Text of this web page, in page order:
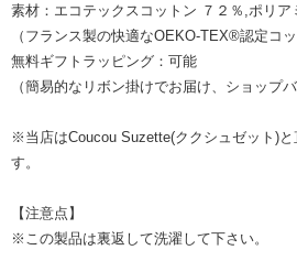
素材：エコテックスコットン ７２％,ポリ
（フランス製の快適なOEKO-TEX®認定コッ
無料ギフトラッピング：可能
（簡易的なリボン掛けでお届け、ショップ
※当店はCoucou Suzette(ククシュゼット)
す。
【注意点】
※この製品は裏返して洗濯して下さい。